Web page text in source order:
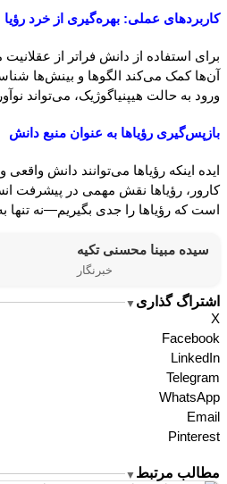
کاربردهای عملی: بهره‌گیری از خرد رؤیا
برای استفاده از دانش فراتر از
آن‌ها کمک می‌کند الگوها و بینش‌ها
ورود به حالت هیپنیاگوژیک، می‌تواند
بازپس‌گیری رؤیاها به عنوان منبع دانش
ایده اینکه رؤیاها می‌توانند دانش
کارور، رؤیاها نقش مهمی در پیشرفت
است که رؤیاها را جدی بگیریم—نه تنها
سیده مبینا محسنی تکیه
خبرنگار
اشتراگ گذاری ▼
X
Facebook
LinkedIn
Telegram
WhatsApp
Email
Pinterest
مطالب مرتبط ▼